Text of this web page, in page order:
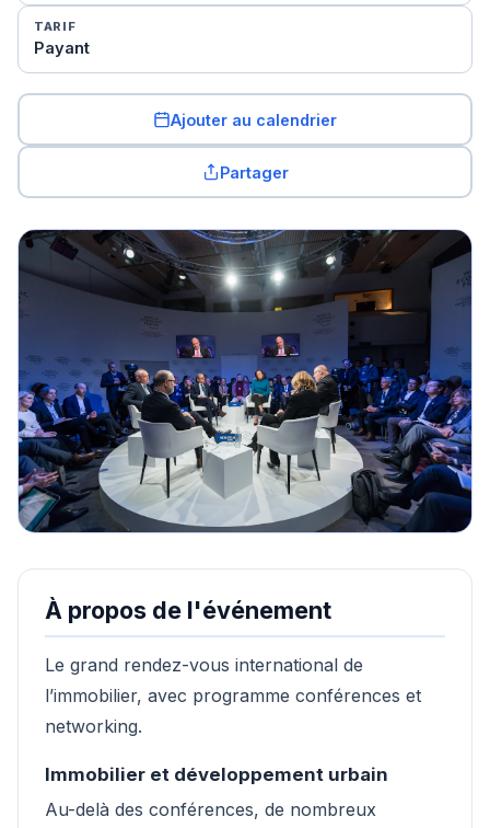
TARIF
Payant
Ajouter au calendrier
Partager
À propos de l'événement
Le grand rendez-vous international de
l’immobilier, avec programme conférences et
networking.
Immobilier et développement urbain
Au-delà des conférences, de nombreux